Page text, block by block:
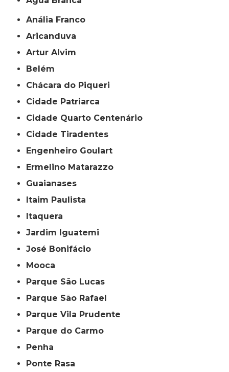
Anália Franco
Aricanduva
Artur Alvim
Belém
Chácara do Piqueri
Cidade Patriarca
Cidade Quarto Centenário
Cidade Tiradentes
Engenheiro Goulart
Ermelino Matarazzo
Guaianases
Itaim Paulista
Itaquera
Jardim Iguatemi
José Bonifácio
Mooca
Parque São Lucas
Parque São Rafael
Parque Vila Prudente
Parque do Carmo
Penha
Ponte Rasa